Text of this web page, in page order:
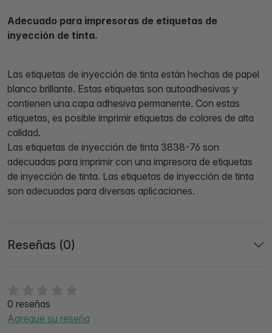
0 reseñas
Agregue su reseña
Adecuado para impresoras de etiquetas de
inyección de tinta.
Las etiquetas de inyección de tinta están hechas de papel
blanco brillante. Estas etiquetas son autoadhesivas y
contienen una capa adhesiva permanente. Con estas
etiquetas, es posible imprimir etiquetas de colores de alta
calidad.
Las etiquetas de inyección de tinta 3838-76 son
adecuadas para imprimir con una impresora de etiquetas
de inyección de tinta. Las etiquetas de inyección de tinta
son adecuadas para diversas aplicaciones.
Reseñas (0)